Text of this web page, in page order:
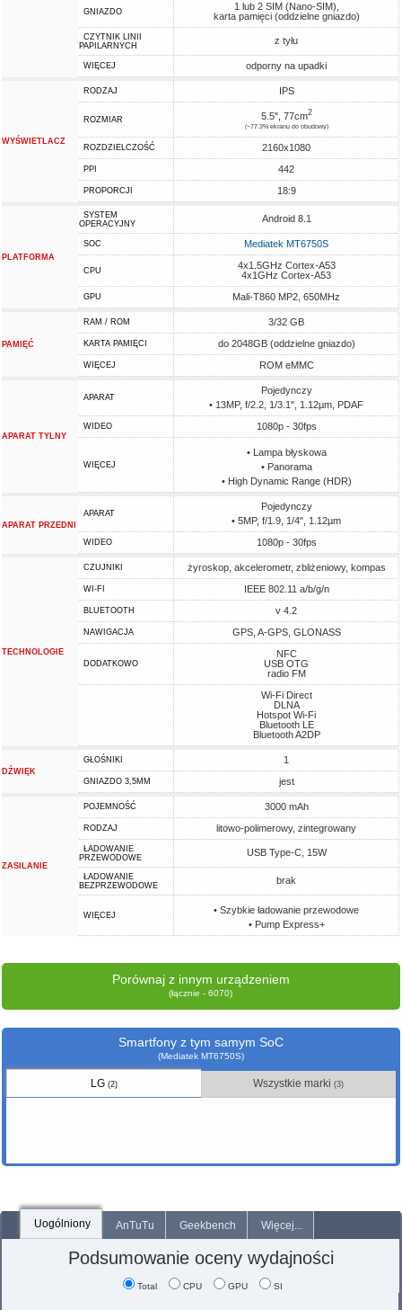
GNIAZDO
1 lub 2 SIM (Nano-SIM),
karta pamięci (oddzielne gniazdo)
CZYTNIK LINII
PAPILARNYCH
z tyłu
WIĘCEJ odporny na upadki
WYŚWIETLACZ
RODZAJ IPS
ROZMIAR 5.5", 77cm2
(~77.3% ekranu do obudowy)
ROZDZIELCZOŚĆ 2160x1080
PPI 442
PROPORCJI 18:9
PLATFORMA
SYSTEM
OPERACYJNY
Android 8.1
SOC Mediatek MT6750S
CPU
4x1.5GHz Cortex-A53
4x1GHz Cortex-A53
GPU Mali-T860 MP2, 650MHz
PAMIĘĆ
RAM / ROM 3/32 GB
KARTA PAMIĘCI do 2048GB (oddzielne gniazdo)
WIĘCEJ ROM eMMC
APARAT TYLNY
APARAT
Pojedynczy
• 13MP, f/2.2, 1/3.1", 1.12µm, PDAF
WIDEO 1080p - 30fps
WIĘCEJ
• Lampa błyskowa
• Panorama
• High Dynamic Range (HDR)
APARAT PRZEDNI
APARAT
Pojedynczy
• 5MP, f/1.9, 1/4", 1.12µm
WIDEO 1080p - 30fps
TECHNOLOGIE
CZUJNIKI żyroskop, akcelerometr, zbliżeniowy, kompas
WI-FI IEEE 802.11 a/b/g/n
BLUETOOTH v 4.2
NAWIGACJA GPS, A-GPS, GLONASS
DODATKOWO
NFC
USB OTG
radio FM
Wi-Fi Direct
DLNA
Hotspot Wi-Fi
Bluetooth LE
Bluetooth A2DP
DŹWIĘK
GŁOŚNIKI 1
GNIAZDO 3,5MM jest
ZASILANIE
POJEMNOŚĆ 3000 mAh
RODZAJ litowo-polimerowy, zintegrowany
ŁADOWANIE
PRZEWODOWE
USB Type-C, 15W
ŁADOWANIE
BEZPRZEWODOWE
brak
WIĘCEJ
• Szybkie ładowanie przewodowe
• Pump Express+
Porównaj z innym urządzeniem
(łącznie - 6070)
Smartfony z tym samym SoC
(Mediatek MT6750S)
LG (2) Wszystkie marki(3)
Uogólniony AnTuTu Geekbench Więcej...
Podsumowanie oceny wydajności
Total CPU GPU SI